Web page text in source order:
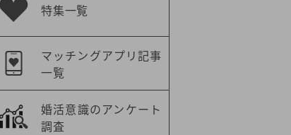
特集一覧
マッチングアプリ記事
一覧
婚活意識のアンケート
調査